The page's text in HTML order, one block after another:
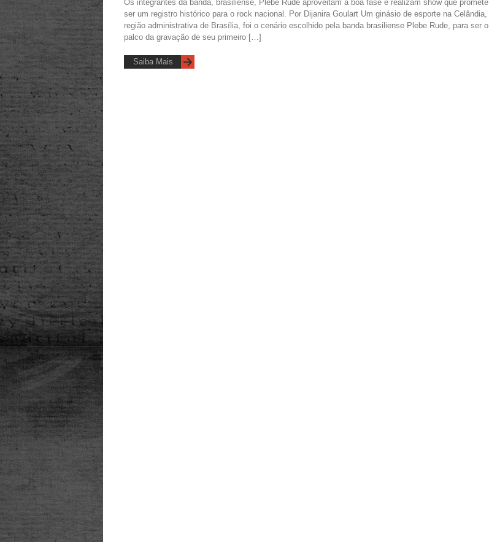
Os integrantes da banda, brasiliense, Plebe Rude aproveitam a boa fase e realizam show que promete
ser um registro histórico para o rock nacional. Por Dijanira Goulart Um ginásio de esporte na Celândia,
região administrativa de Brasília, foi o cenário escolhido pela banda brasiliense Plebe Rude, para ser o
palco da gravação de seu primeiro […]
Saiba Mais